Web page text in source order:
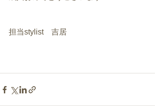
担当stylist　吉居